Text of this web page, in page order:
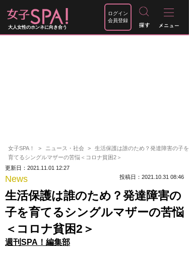
大人女性のホンネに向き合う
ログイン
会員登録
女子SPA！ ニュース・社会
生活保護は誰のため？発達障害の子を
育てるシングルマザーの苦悩＜コロナ貧困2＞
更新日：2021.11.01 12:27
News 投稿日：2021.10.31 08:46
生活保護は誰のため？発達障害の
子を育てるシングルマザーの苦悩
＜コロナ貧困2＞
週刊SPA！編集部